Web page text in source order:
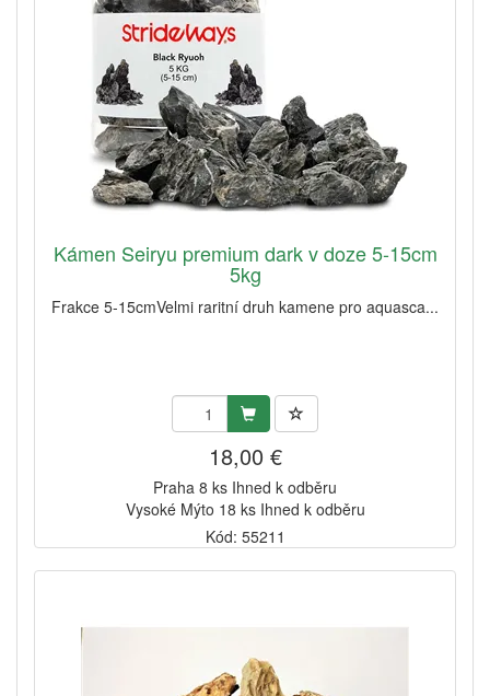
Kámen Seiryu premium dark v doze 5-15cm
5kg
Frakce 5-15cmVelmi raritní druh kamene pro aquasca...
18,00 €
Praha 8 ks Ihned k odběru
Vysoké Mýto 18 ks Ihned k odběru
Kód: 55211